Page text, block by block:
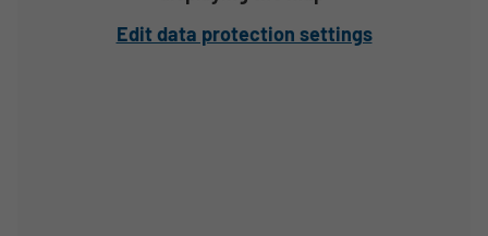
Edit data protection settings